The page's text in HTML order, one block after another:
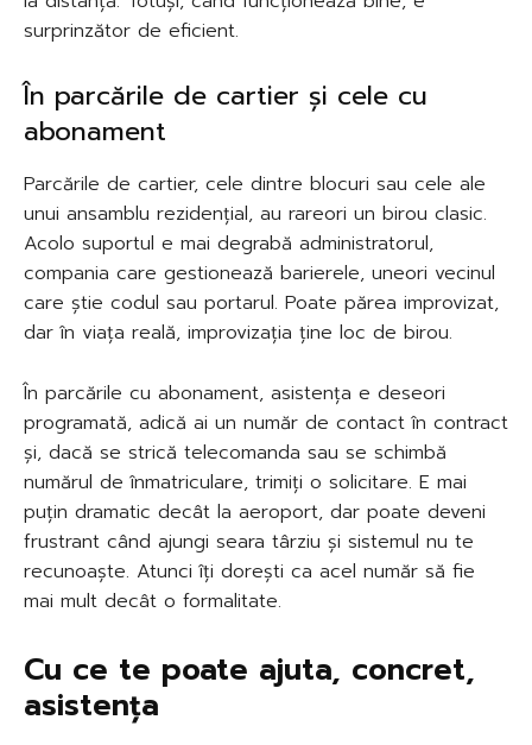
surprinzător de eficient.
În parcările de cartier și cele cu
abonament
Parcările de cartier, cele dintre blocuri sau cele ale
unui ansamblu rezidențial, au rareori un birou clasic.
Acolo suportul e mai degrabă administratorul,
compania care gestionează barierele, uneori vecinul
care știe codul sau portarul. Poate părea improvizat,
dar în viața reală, improvizația ține loc de birou.
În parcările cu abonament, asistența e deseori
programată, adică ai un număr de contact în contract
și, dacă se strică telecomanda sau se schimbă
numărul de înmatriculare, trimiți o solicitare. E mai
puțin dramatic decât la aeroport, dar poate deveni
frustrant când ajungi seara târziu și sistemul nu te
recunoaște. Atunci îți dorești ca acel număr să fie
mai mult decât o formalitate.
Cu ce te poate ajuta, concret,
asistența